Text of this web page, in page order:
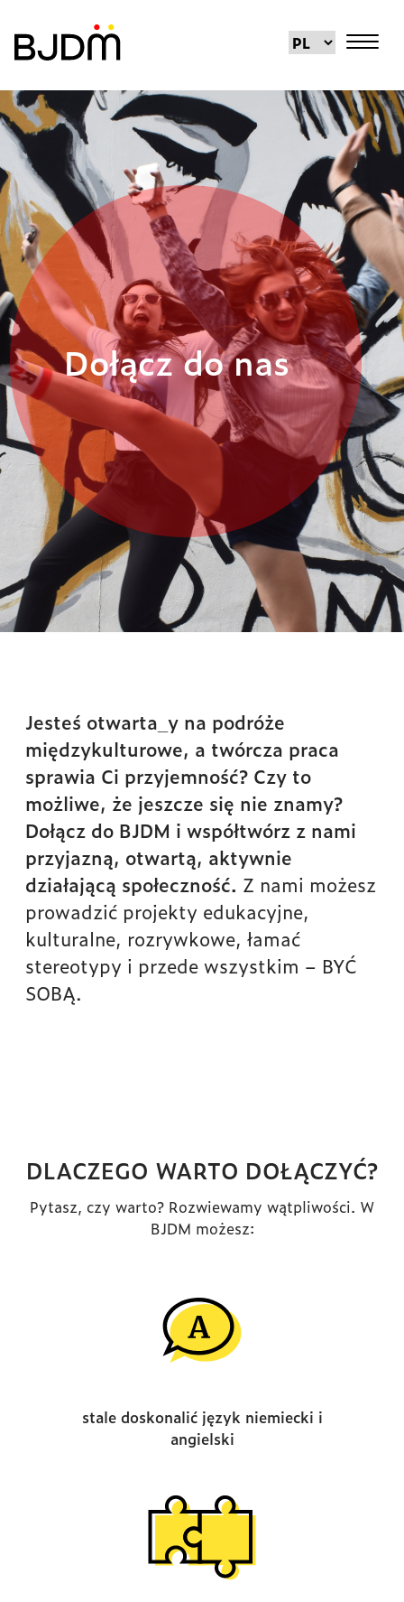
Dołącz do nas
Jesteś otwarta_y na podróże
międzykulturowe, a twórcza praca
sprawia Ci przyjemność? Czy to
możliwe, że jeszcze się nie znamy?
Dołącz do BJDM i współtwórz z nami
przyjazną, otwartą, aktywnie
działającą społeczność. Z nami możesz
prowadzić projekty edukacyjne,
kulturalne, rozrywkowe, łamać
stereotypy i przede wszystkim – BYĆ
SOBĄ.
DLACZEGO WARTO DOŁĄCZYĆ?
Pytasz, czy warto? Rozwiewamy wątpliwości. W
BJDM możesz:
stale doskonalić język niemiecki i
angielski